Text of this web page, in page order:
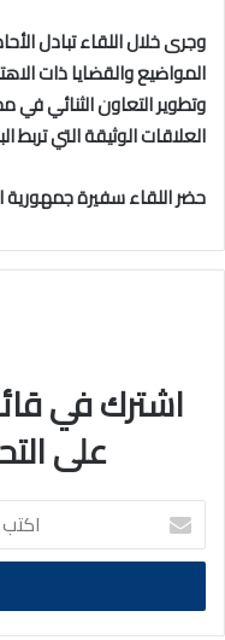
وجرى خلال اللقاء تبادل
المواضيع والقضايا ذات
وتطوير التعاون الثنائي
العلاقات الوثيقة التي تربط
حضر اللقاء سفيرة جمهورية
اشترك في
على
اكتب
بريدك
الالكتروني